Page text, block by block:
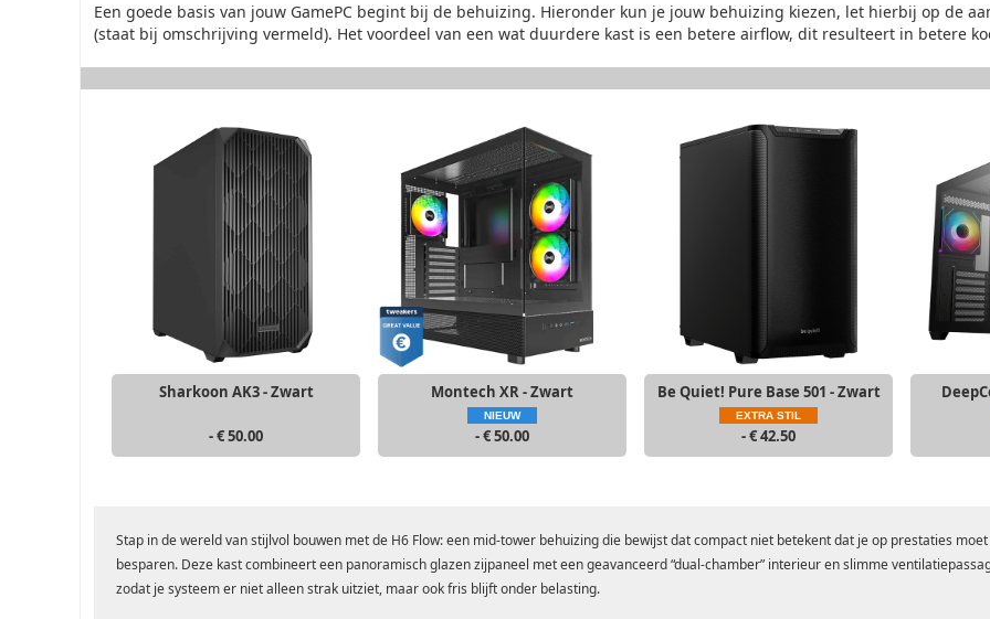
Een goede basis van jouw GamePC begint bij de behuizing. Hieronder kun je jouw behuizing kiezen, let hierbij op de
(staat bij omschrijving vermeld). Het voordeel van een wat duurdere kast is een betere airflow, dit resulteert in betere
Sharkoon AK3 - Zwart
- € 50.00
Montech XR - Zwart
NIEUW
- € 50.00
Be Quiet! Pure Base 501 - Zwart
EXTRA STIL
- € 42.50
Stap in de wereld van stijlvol bouwen met de H6 Flow: een mid-tower behuizing die bewijst dat compact niet betekent dat je op prestaties moet
besparen. Deze kast combineert een panoramisch glazen zijpaneel met een geavanceerd “dual-chamber” interieur en slimme
zodat je systeem er niet alleen strak uitziet, maar ook fris blijft onder belasting.